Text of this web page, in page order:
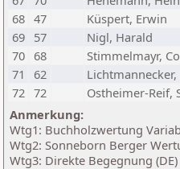
68 47 Küspert, Erwin
69 57 Nigl, Harald
70 68 Stimmelmayr,
71
62 Lichtmannecker,
72 72 Ostheimer-Reif,
Anmerkung:
Wtg1: Buchholzwertung
Wtg2: Sonneborn Berger
Wtg3: Direkte Begegnung (DE)